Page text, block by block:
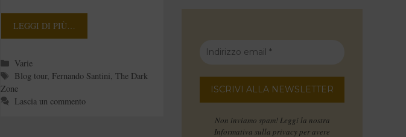
LEGGI DI PIÙ…
Categorie
Varie
Tag
Blog tour, Fernando Santini,The Dark
Zone
Lascia un commento
Non inviamo spam! Leggi la nostra
Informativa sulla privacy per avere